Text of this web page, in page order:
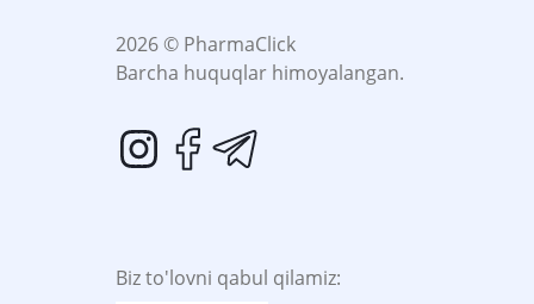
2026 © PharmaClick
Barcha huquqlar himoyalangan.
Biz to'lovni qabul qilamiz: